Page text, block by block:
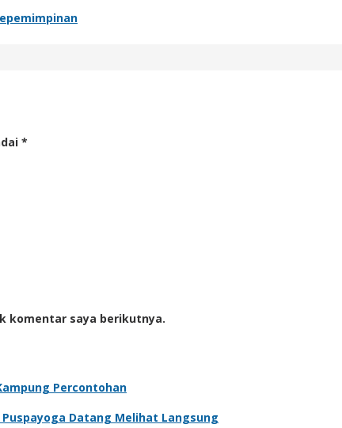
*
komentar saya berikutnya.
Percontohan
Datang Melihat Langsung